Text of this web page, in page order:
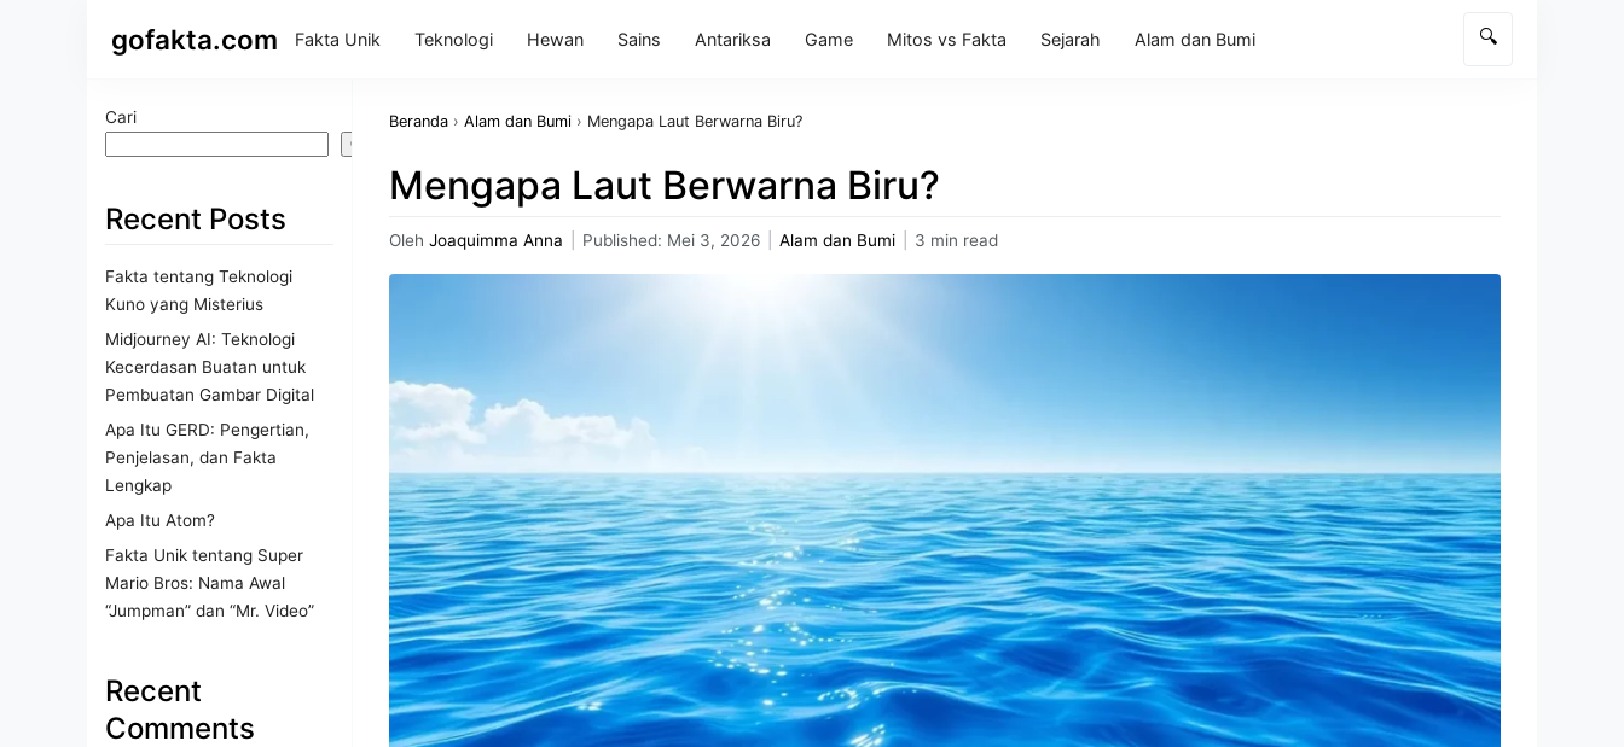
gofakta.com Fakta Unik Teknologi Hewan Sains Antariksa Game Mitos vs Fakta Sejarah Alam dan Bumi 🔍
Cari
Cari
Recent Posts
Fakta tentang Teknologi
Kuno yang Misterius
Midjourney AI: Teknologi
Kecerdasan Buatan untuk
Pembuatan Gambar Digital
Apa Itu GERD: Pengertian,
Penjelasan, dan Fakta
Lengkap
Apa Itu Atom?
Fakta Unik tentang Super
Mario Bros: Nama Awal
“Jumpman” dan “Mr. Video”
Recent
Comments
Beranda › Alam dan Bumi › Mengapa Laut Berwarna Biru?
Mengapa Laut Berwarna Biru?
Oleh Joaquimma Anna Published: Mei 3, 2026 Alam dan Bumi 3 min read